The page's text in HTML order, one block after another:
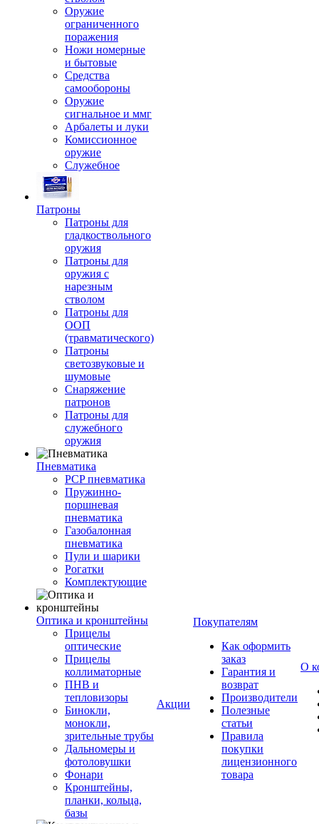
Оружие
ограниченного
поражения
Ножи номерные
и бытовые
Средства
самообороны
Оружие
сигнальное и ммг
Арбалеты и луки
Комиссионное
оружие
Служебное
Патроны
Патроны для
гладкоствольного
оружия
Патроны для
оружия с
нарезным
стволом
Патроны для
ООП
(травматического)
Патроны
светозвуковые и
шумовые
Снаряжение
патронов
Патроны для
служебного
оружия
Пневматика
PCP пневматика
Пружинно-
поршневая
пневматика
Газобалонная
пневматика
Пули и шарики
Рогатки
Комплектующие
Оптика и кронштейны
Прицелы
оптические
Прицелы
коллиматорные
ПНВ и
тепловизоры
Бинокли,
монокли,
зрительные трубы
Дальномеры и
фотоловушки
Фонари
Кронштейны,
планки, кольца,
базы
Акции
Покупателям
Как оформить
заказ
Гарантия и
возврат
Производители
Полезные
статьи
Правила
покупки
лицензионного
товара
О